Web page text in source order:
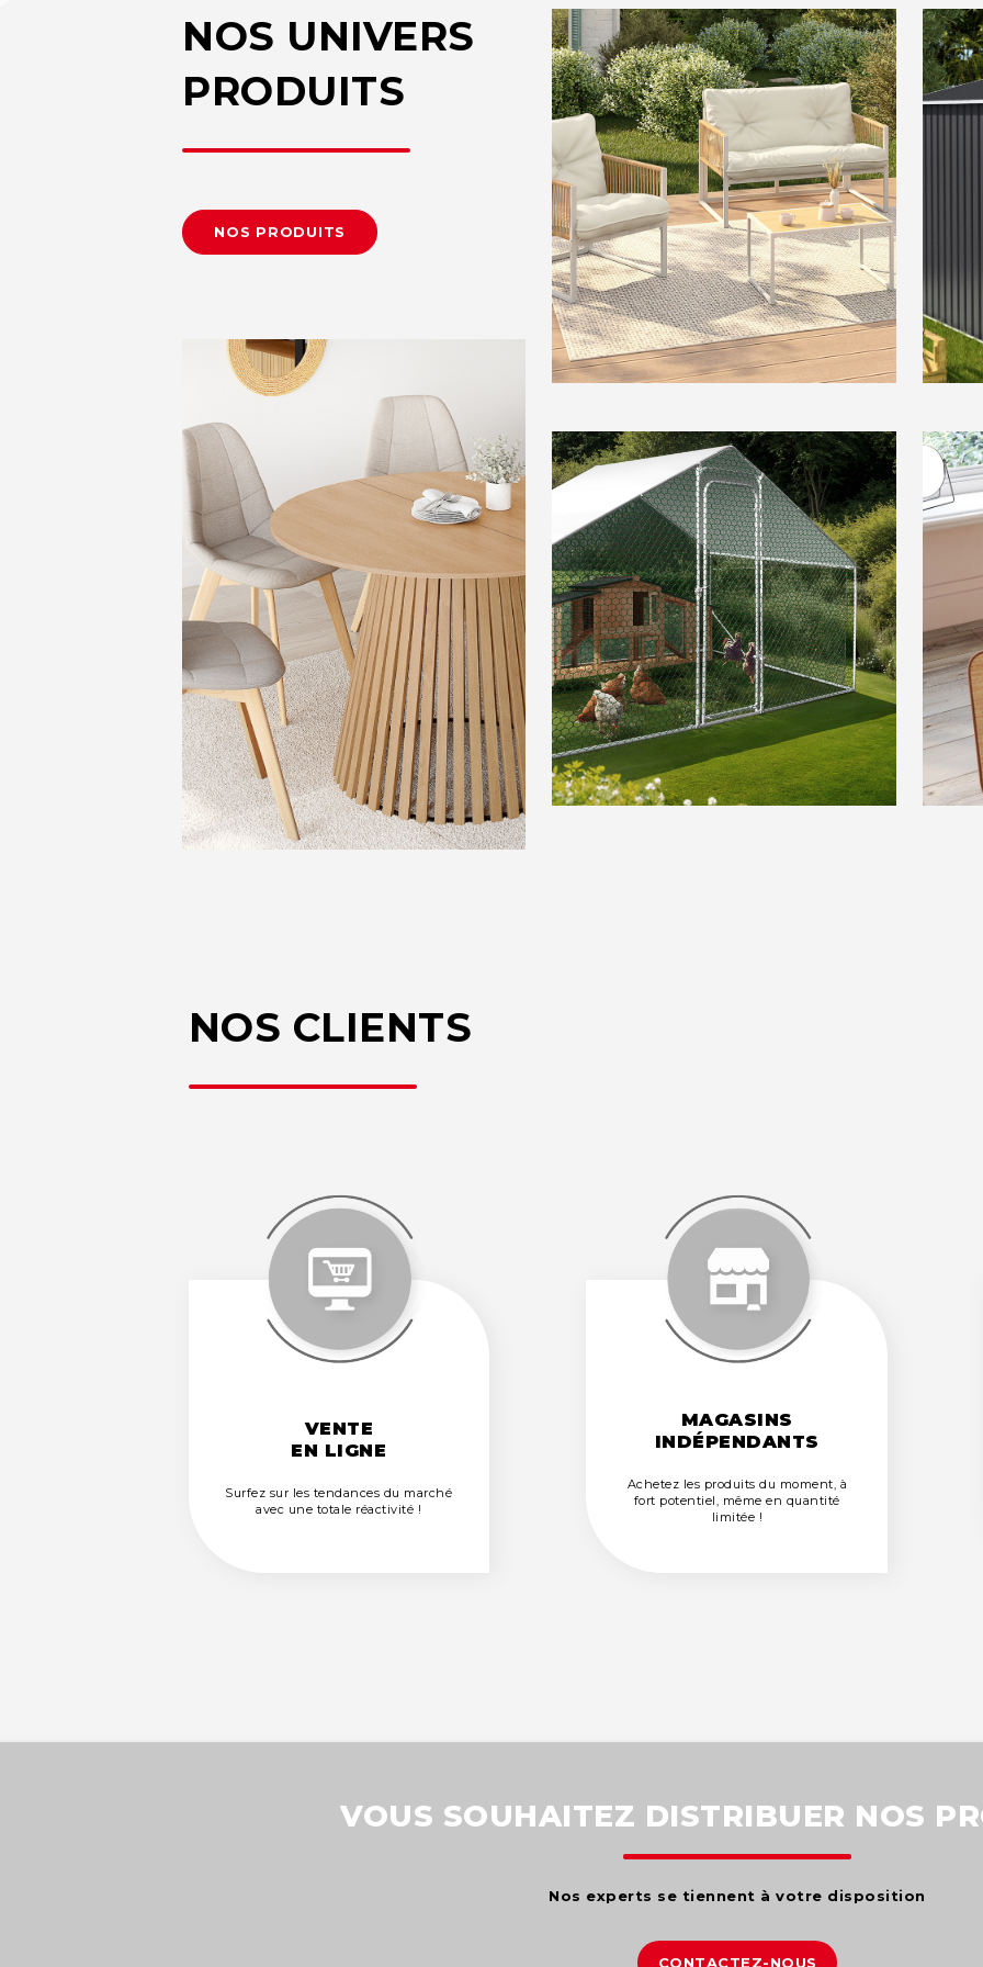
NOS UNIVERS
PRODUITS
NOS PRODUITS
MOBILIER
TERRASSE
ANIMALERIE
NOS CLIENTS
VENTE
EN LIGNE
Surfez sur les tendances du marché
avec une totale réactivité !
VENTE
EN LIGNE
Surfez sur les tendances du marché
avec une totale réactivité !
MAGASINS
INDÉPENDANTS
Achetez les produits du moment, à
fort potentiel, même en quantité
limitée !
MAGASINS
INDÉPENDANTS
Achetez les produits du moment, à
fort potentiel, même en quantité
limitée !
VOUS SOUHAITEZ DISTRIBUER NOS
Nos experts se tiennent à votre disposition
CONTACTEZ-NOUS